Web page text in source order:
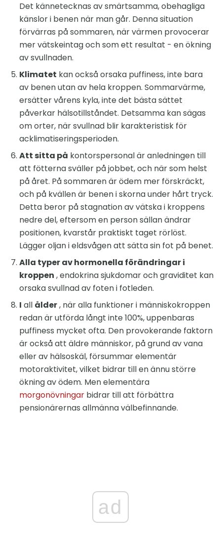
Det kännetecknas av smärtsamma, obehagliga
känslor i benen när man går. Denna situation
förvärras på sommaren, när värmen provocerar
mer vätskeintag och som ett resultat - en ökning
av svullnaden.
Klimatet kan också orsaka puffiness, inte bara
av benen utan av hela kroppen. Sommarvärme,
ersätter vårens kyla, inte det bästa sättet
påverkar hälsotillståndet. Detsamma kan sägas
om orter, när svullnad blir karakteristisk för
acklimatiseringsperioden.
Att sitta på kontorspersonal är anledningen till
att fötterna sväller på jobbet, och när som helst
på året. På sommaren är ödem mer förskräckt,
och på kvällen är benen i skorna under hårt tryck.
Detta beror på stagnation av vätska i kroppens
nedre del, eftersom en person sällan ändrar
positionen, kvarstår praktiskt taget rörlöst.
Lägger oljan i eldsvågen att sätta sin fot på benet.
Alla typer av hormonella förändringar i
kroppen , endokrina sjukdomar och graviditet kan
orsaka svullnad av foten i fotleden.
I all ålder, när alla funktioner i människokroppen
redan är utförda långt inte 100%, uppenbaras
puffiness mycket ofta. Den provokerande faktorn
är också att äldre människor, på grund av vana
eller av hälsoskäl, försummar elementär
motoraktivitet, vilket bidrar till en ännu större
ökning av ödem. Men elementära
morgonövningar bidrar till att förbättra
pensionärernas allmänna välbefinnande.
ad